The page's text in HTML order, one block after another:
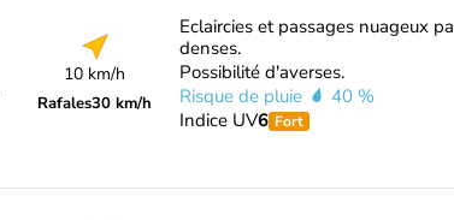
10 km/h
Rafales30 km/h
Eclaircies et passages nuageux
denses.
Possibilité d'averses.
Risque de pluie
40 %
Indice UV6 Fort